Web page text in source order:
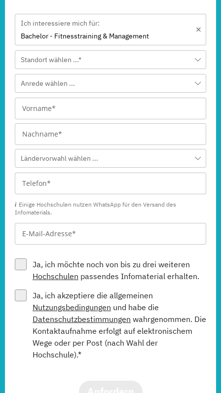
Ich interessiere mich für:
Bachelor - Fitnesstraining & Management
Standort wählen ...*
Anrede wählen ...
Ländervorwahl wählen ...
Einige Hochschulen nutzen WhatsApp für den Versand des
Infomaterials.
Ja, ich möchte noch von bis zu drei weiteren
Hochschulen passendes Infomaterial erhalten.
Ja, ich akzeptiere die allgemeinen
Nutzungsbedingungen und habe die
Datenschutzbestimmungen wahrgenommen. Die
Kontaktaufnahme erfolgt auf elektronischem
Wege oder per Post (nach Wahl der
Hochschule).*